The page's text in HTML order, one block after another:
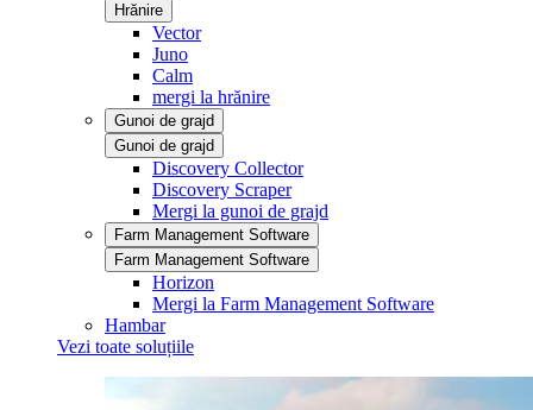
Hrănire
Vector
Juno
Calm
mergi la hrănire
Gunoi de grajd
Gunoi de grajd
Discovery Collector
Discovery Scraper
Mergi la gunoi de grajd
Farm Management Software
Farm Management Software
Horizon
Mergi la Farm Management Software
Hambar
Vezi toate soluțiile